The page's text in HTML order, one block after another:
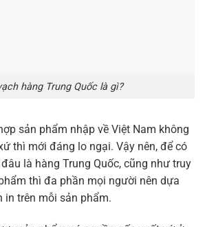
hàng Trung Quốc là gì?
sản phẩm nhập về Việt Nam không
thì mới đáng lo ngại. Vậy nên, để có
là hàng Trung Quốc, cũng như truy
thì đa phần mọi người nên dựa
in trên mỗi sản phẩm.